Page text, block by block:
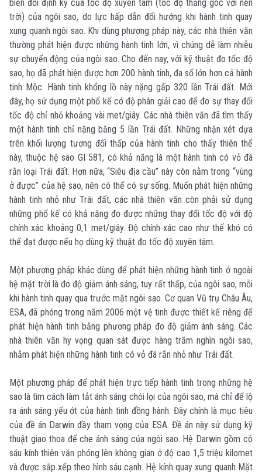
biến đổi định kỳ của tốc độ xuyên tâm (tốc độ thẳng góc với nền
trời) của ngôi sao, do lực hấp dẫn đổi hướng khi hành tinh quay
xung quanh ngôi sao. Khi dùng phương pháp này, các nhà thiên văn
thường phát hiện được những hành tinh lớn, vì chúng dễ làm nhiễu
sự chuyển động của ngôi sao. Cho đến nay, với kỹ thuật đo tốc độ
sao, họ đã phát hiện được hơn 200 hành tinh, đa số lớn hơn cả hành
tinh Mộc. Hành tinh khổng lồ này nặng gấp 320 lần Trái đất. Mới
đây, họ sử dụng một phổ kế có độ phân giải cao để đo sự thay đổi
tốc độ chỉ nhỏ khoảng vài met/giây. Các nhà thiên văn đã tìm thấy
một hành tinh chỉ nặng bằng 5 lần Trái đất. Những nhận xét dựa
trên khối lượng tương đối thấp của hành tinh cho thấy thiên thể
này, thuộc hệ sao GI 581, có khả năng là một hành tinh có vỏ đá
rắn loại Trái đất. Hơn nữa, “Siêu địa cầu” này còn nằm trong “vùng
ở được” của hệ sao, nên có thể có sự sống. Muốn phát hiện những
hành tinh nhỏ như Trái đất, các nhà thiên văn còn phải sử dụng
những phổ kế có khả năng đo được những thay đổi tốc độ với độ
chính xác khoảng 0,1 met/giây. Độ chính xác cao như thế khó có
thể đạt được nếu họ dùng kỹ thuật đo tốc độ xuyên tâm.
Một phương pháp khác dùng để phát hiện những hành tinh ở ngoài
hệ mặt trời là đo độ giảm ánh sáng, tuy rất thấp, của ngôi sao, mỗi
khi hành tinh quay qua trước mặt ngôi sao. Cơ quan Vũ trụ Châu Âu,
ESA, đã phóng trong năm 2006 một vệ tinh được thiết kế riêng để
phát hiện hành tinh bằng phương pháp đo độ giảm ánh sáng. Các
nhà thiên văn hy vọng quan sát được hàng trăm nghìn ngôi sao,
nhằm phát hiện những hành tinh có vỏ đá rắn nhỏ như Trái đất.
Một phương pháp để phát hiện trực tiếp hành tinh trong những hệ
sao là tìm cách làm tắt ánh sáng chói lọi của ngôi sao, mà chỉ để lộ
ra ánh sáng yếu ớt của hành tinh đồng hành. Đây chính là mục tiêu
của đề án Darwin đầy tham vọng của ESA. Đề án này sử dụng kỹ
thuật giao thoa để che ánh sáng của ngôi sao. Hệ Darwin gồm có
sáu kính thiên văn phóng lên không gian ở độ cao 1,5 triệu kilomet
và được sắp xếp theo hình sáu cạnh. Hệ kính quay xung quanh Mặt